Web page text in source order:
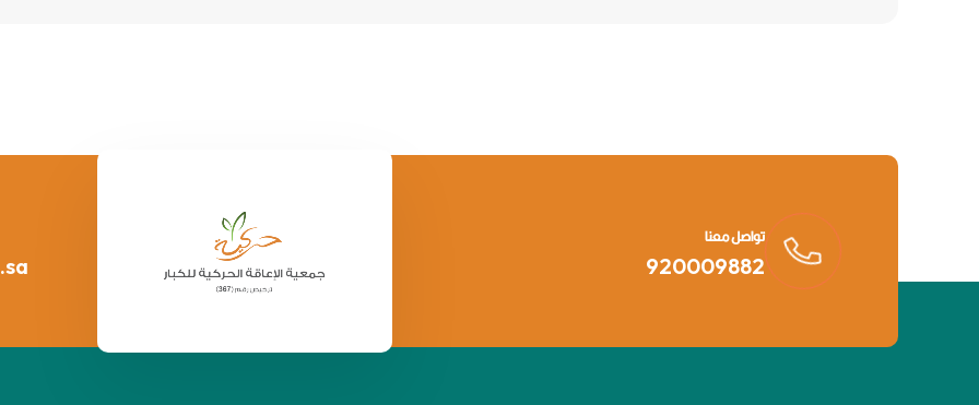
تواصل معنا
920009882